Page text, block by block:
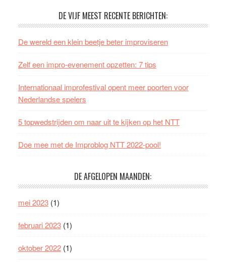
DE VIJF MEEST RECENTE BERICHTEN:
De wereld een klein beetje beter improviseren
Zelf een impro-evenement opzetten: 7 tips
Internationaal improfestival opent meer poorten voor
Nederlandse spelers
5 topwedstrijden om naar uit te kijken op het NTT
Doe mee met de Improblog NTT 2022-pool!
DE AFGELOPEN MAANDEN:
mei 2023(1)
februari 2023(1)
oktober 2022(1)